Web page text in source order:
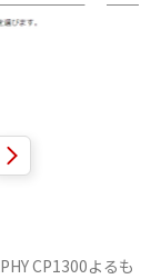
CP1300よるも